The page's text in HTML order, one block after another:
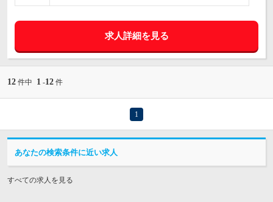
求人詳細を見る
12 件中 1 -12 件
1
あなたの検索条件に近い求人
すべての求人を見る